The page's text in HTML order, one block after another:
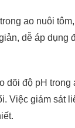
ao nuôi
dễ áp
dõi độ pH trong
Việc giám sát